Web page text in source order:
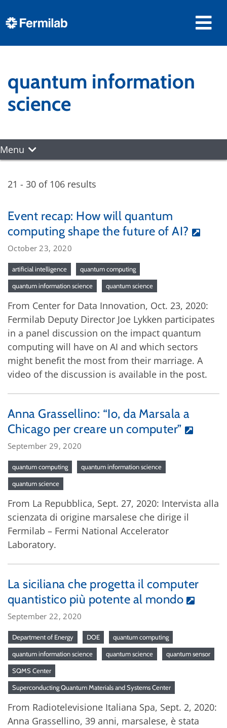
quantum information
science
Menu
21 - 30 of 106 results
Event recap: How will quantum
computing shape the future of AI?
October 23, 2020
artificial intelligence quantum computing
quantum information science quantum science
From Center for Data Innovation, Oct. 23, 2020:
Fermilab Deputy Director Joe Lykken participates
in a panel discussion on the impact quantum
computing will have on AI and which sectors
might benefit the most from their marriage. A
video of the discussion is available in the post.
Anna Grassellino: “Io, da Marsala a
Chicago per creare un computer”
September 29, 2020
quantum computing quantum information science
quantum science
From La Repubblica, Sept. 27, 2020: Intervista alla
scienzata di origine marsalese che dirige il
Fermilab – Fermi National Accelerator
Laboratory.
La siciliana che progetta il computer
quantistico più potente al mondo
September 22, 2020
Department of Energy DOE quantum computing
quantum information science quantum science quantum sensor
SQMS Center
Superconducting Quantum Materials and Systems Center
From Radiotelevisione Italiana Spa, Sept. 2, 2020:
Anna Grassellino, 39 anni, marsalese, è stata